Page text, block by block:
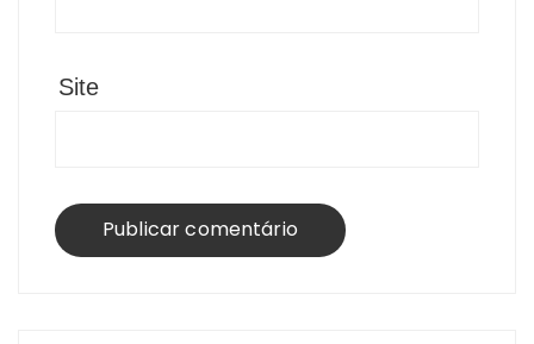
Site